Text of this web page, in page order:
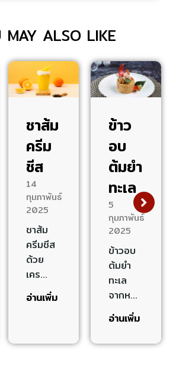
MAY ALSO LIKE
ชาส้ม
ครีม
ชีส
14
กุมภาพันธ์
2025
ชาส้ม
ครีมชีส
ด้วย
เคร…
อ่านเพิ่ม
ข้าว
อบ
ต้มยำ
ทะเล
5
กุมภาพันธ์
2025
ข้าวอบ
ต้มยำ
ทะเล
จากห…
อ่านเพิ่ม